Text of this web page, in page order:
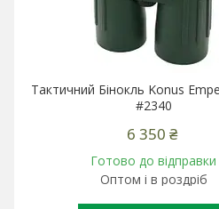
Тактичний Бінокль Konus
#2340
6 350 ₴
Готово до відправки
Оптом і в роздріб